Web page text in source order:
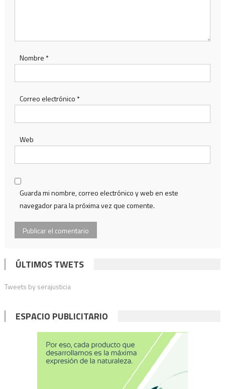
Nombre *
Correo electrónico *
Web
Guarda mi nombre, correo electrónico y web en este
navegador para la próxima vez que comente.
ÚLTIMOS TWETS
Tweets by serajusticia
ESPACIO PUBLICITARIO